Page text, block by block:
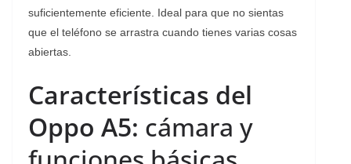
suficientemente eficiente. Ideal para que no sientas
que el teléfono se arrastra cuando tienes varias cosas
abiertas.
Características del
Oppo A5: cámara y